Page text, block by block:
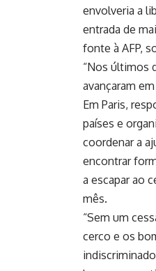
envolveria a
entrada de
fonte à AFP,
“Nos últimos
avançaram
Em Paris,
países e
coordenar a
encontrar
a escapar ao
mês.
“Sem um
cerco e os